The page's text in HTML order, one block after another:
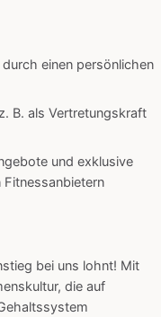
einen persönlichen
B. als Vertretungskraft
und exklusive
bei uns lohnt! Mit
die auf